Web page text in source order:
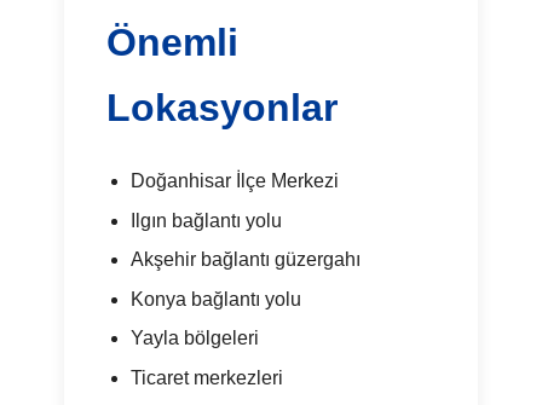
Önemli
Lokasyonlar
Doğanhisar İlçe Merkezi
Ilgın bağlantı yolu
Akşehir bağlantı güzergahı
Konya bağlantı yolu
Yayla bölgeleri
Ticaret merkezleri